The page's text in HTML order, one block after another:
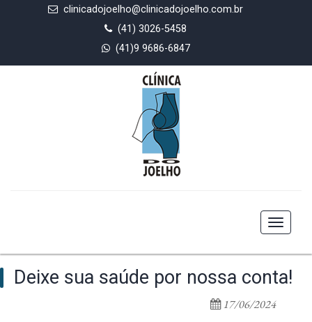
clinicadojoelho@clinicadojoelho.com.br
(41) 3026-5458
(41)9 9686-6847
Toggle
Deixe sua saúde por nossa conta!
17/06/2024